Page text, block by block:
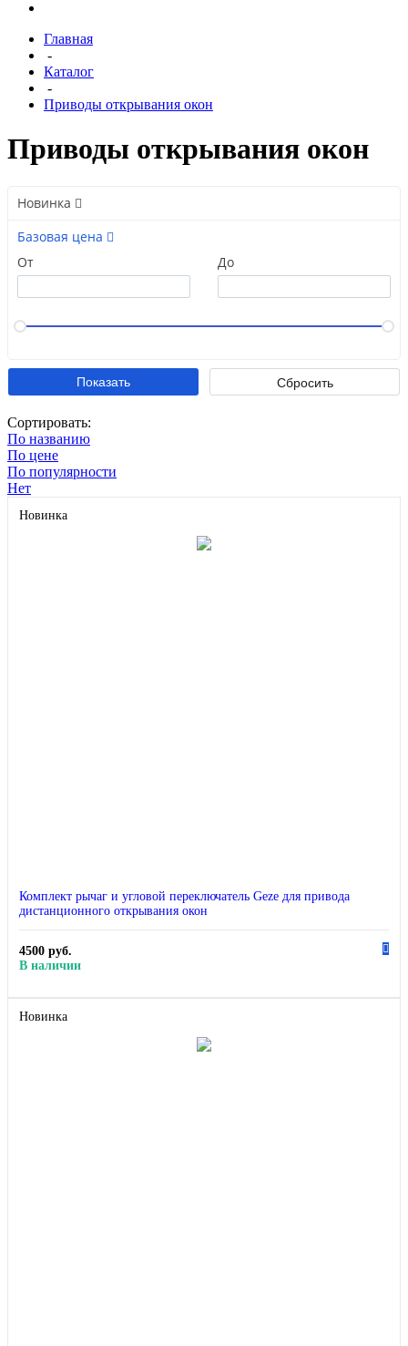
Главная
-
Каталог
-
Приводы открывания окон
Приводы открывания окон
Новинка
Базовая цена
От
До
Сортировать:
По названию
По цене
По популярности
Нет
Новинка
Комплект рычаг и угловой переключатель Geze для привода
дистанционного открывания окон
4500 руб.
В наличии
Новинка